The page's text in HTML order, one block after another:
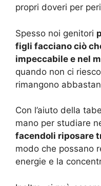
propri doveri per
Spesso noi genitori
figli facciano ciò
impeccabile e nel
quando non ci
rimangono
Con l’aiuto della
mano per studiare
facendoli riposare
modo che possano
energie e la